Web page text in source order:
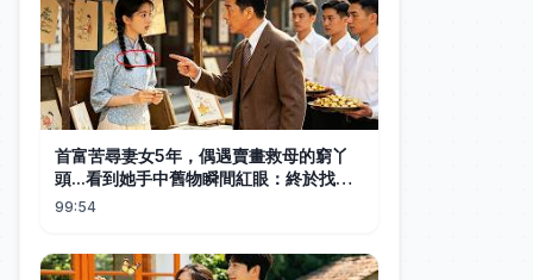
首富苦尋妻女5年，偶遇賣畫救母的窮丫
頭...看到她手中舊物瞬間紅眼：終於找到
你們了！#全集短劇 #甜寵 #總裁
99:54